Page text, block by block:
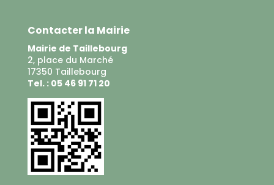
Contacter la Mairie
Mairie de Taillebourg
2, place du Marché
17350 Taillebourg
Tel. : 05 46 91 71 20